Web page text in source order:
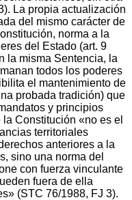
La propia actualización
del mismo carácter de
norma a la
del Estado (art. 9
la misma Sentencia, la
todos los poderes
el mantenimiento de
probada tradición) que
y principios
Constitución «no es el
territoriales
anteriores a la
sino una norma del
con fuerza vinculante
fuera de ella
(STC 76/1988, FJ 3).